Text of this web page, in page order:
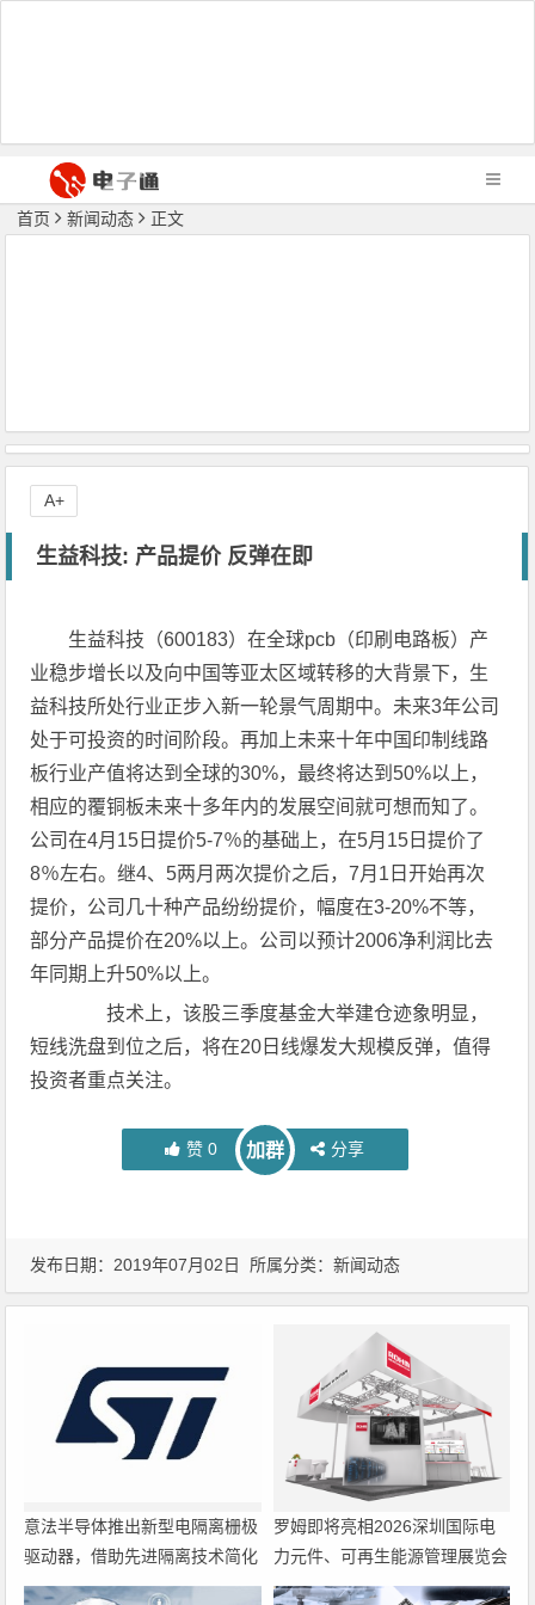
首页 新闻动态 正文
生益科技: 产品提价 反弹在即
生益科技（600183）在全球pcb（印刷电路板）产
业稳步增长以及向中国等亚太区域转移的大背景下，生
益科技所处行业正步入新一轮景气周期中。未来3年公司
处于可投资的时间阶段。再加上未来十年中国印制线路
板行业产值将达到全球的30%，最终将达到50%以上，
相应的覆铜板未来十多年内的发展空间就可想而知了。
公司在4月15日提价5-7％的基础上，在5月15日提价了
8％左右。继4、5两月两次提价之后，7月1日开始再次
提价，公司几十种产品纷纷提价，幅度在3-20%不等，
部分产品提价在20%以上。公司以预计2006净利润比去
年同期上升50%以上。
技术上，该股三季度基金大举建仓迹象明显，
短线洗盘到位之后，将在20日线爆发大规模反弹，值得
投资者重点关注。
赞 0 加群 分享
A+
发布日期：2019年07月02日 所属分类：新闻动态
意法半导体推出新型电隔离栅极
驱动器，借助先进隔离技术简化
电源设计
罗姆即将亮相2026深圳国际电
力元件、可再生能源管理展览会
暨研讨会